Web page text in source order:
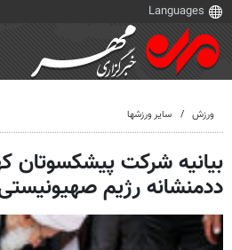
ورزش سایر ورزشها
بیانیه شرکت پیشکسوتان
ددمنشانه رژیم